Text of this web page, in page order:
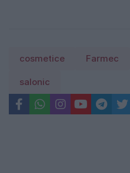
cosmetice Farmec
salonic